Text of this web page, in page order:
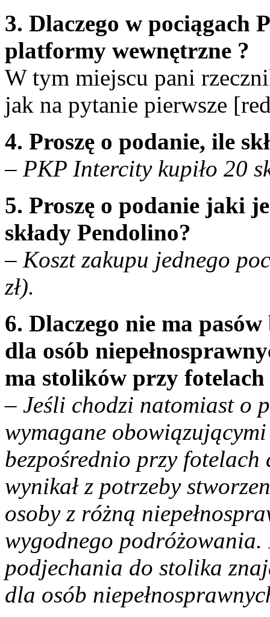
3. Dlaczego w pociągach
platformy wewnętrzne ?
W tym miejscu pani
jak na pytanie pierwsze
4. Proszę o podanie, ile
– PKP Intercity kupiło 20
5. Proszę o podanie jaki
składy Pendolino?
– Koszt zakupu jednego
zł).
6. Dlaczego nie ma
dla osób
ma stolików przy fotelach
– Jeśli chodzi natomiast o
wymagane
bezpośrednio przy fotelach
wynikał z potrzeby
osoby z różną
wygodnego
podjechania do stolika
dla osób